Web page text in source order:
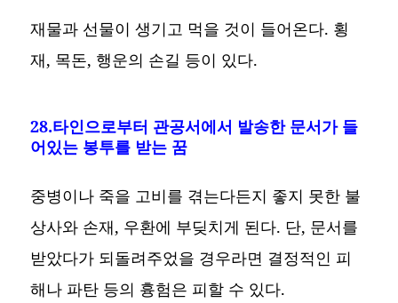
재물과 선물이 생기고 먹을 것이 들어온다. 횡
재, 목돈, 행운의 손길 등이 있다.
28.타인으로부터 관공서에서 발송한 문서가 들
어있는 봉투를 받는 꿈
중병이나 죽을 고비를 겪는다든지 좋지 못한 불
상사와 손재, 우환에 부딪치게 된다. 단, 문서를
받았다가 되돌려주었을 경우라면 결정적인 피
해나 파탄 등의 흉험은 피할 수 있다.